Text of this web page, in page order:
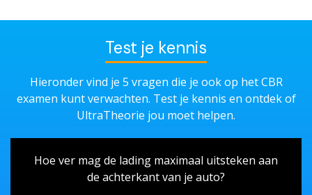
Test je kennis
Hieronder vind je 5 vragen die je ook op het CBR
examen kunt verwachten. Test je kennis en ontdek of
UltraTheorie jou moet helpen.
Hoe ver mag de lading maximaal uitsteken aan
de achterkant van je auto?